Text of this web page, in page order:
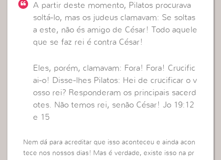
A partir deste momento, Pilatos procurava
soltá-lo, mas os judeus clamavam: Se soltas
a este, não és amigo de César! Todo aquele
que se faz rei é contra César!
Eles, porém, clamavam: Fora! Fora! Crucific
ai-o! Disse-lhes Pilatos: Hei de crucificar o v
osso rei? Responderam os principais sacerd
otes. Não temos rei, senão César! Jo 19:12
e 15
Nem dá para acreditar que isso aconteceu e ainda acon
tece nos nossos dias! Mas é verdade, existe isso na pr